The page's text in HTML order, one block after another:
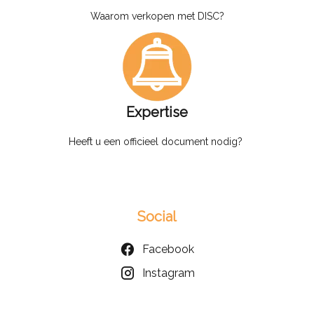
Waarom verkopen met DISC?
Expertise
Heeft u een officieel document nodig?
Social
Facebook
Instagram